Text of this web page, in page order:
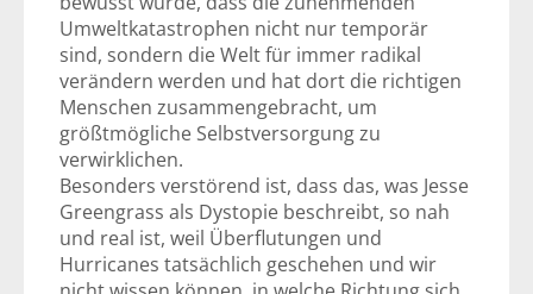
Umweltkatastrophen nicht nur temporär
sind, sondern die Welt für immer radikal
verändern werden und hat dort die richtigen
Menschen zusammengebracht, um
größtmögliche Selbstversorgung zu
verwirklichen.
Besonders verstörend ist, dass das, was Jesse
Greengrass als Dystopie beschreibt, so nah
und real ist, weil Überflutungen und
Hurricanes tatsächlich geschehen und wir